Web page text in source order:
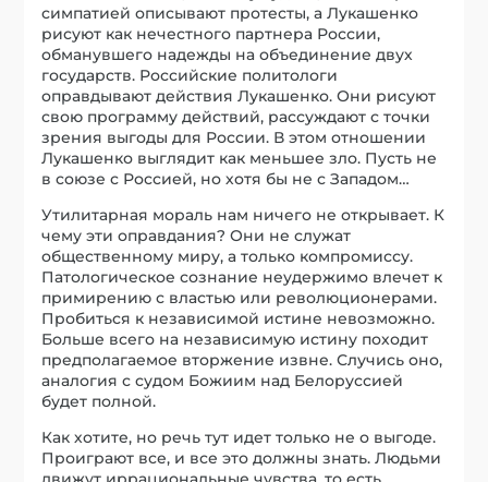
симпатией описывают протесты, а Лукашенко
рисуют как нечестного партнера России,
обманувшего надежды на объединение двух
государств. Российские политологи
оправдывают действия Лукашенко. Они рисуют
свою программу действий, рассуждают с точки
зрения выгоды для России. В этом отношении
Лукашенко выглядит как меньшее зло. Пусть не
в союзе с Россией, но хотя бы не с Западом…
Утилитарная мораль нам ничего не открывает. К
чему эти оправдания? Они не служат
общественному миру, а только компромиссу.
Патологическое сознание неудержимо влечет к
примирению с властью или революционерами.
Пробиться к независимой истине невозможно.
Больше всего на независимую истину походит
предполагаемое вторжение извне. Случись оно,
аналогия с судом Божиим над Белоруссией
будет полной.
Как хотите, но речь тут идет только не о выгоде.
Проиграют все, и все это должны знать. Людьми